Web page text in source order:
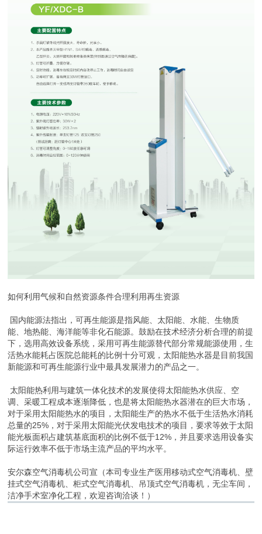
如何利用气候和自然资源条件合理利用再生资源
国内能源法指出，可再生能源是指风能、太阳能、水能、生物质
能、地热能、海洋能等非化石能源。鼓励在技术经济分析合理的前提
下，选用高效设备系统，采用可再生能源替代部分常规能源使用，生
活热水能耗占医院总能耗的比例十分可观，太阳能热水器是目前我国
新能源和可再生能源行业中最具发展潜力的产品之一。
太阳能热利用与建筑一体化技术的发展使得太阳能热水供应、空
调、采暖工程成本逐渐降低，也是将太阳能热水器潜在的巨大市场，
对于采用太阳能热水的项目，太阳能生产的热水不低于生活热水消耗
总量的25%，对于采用太阳能光伏发电技术的项目，要求等效于太阳
能光板面积占建筑基底面积的比例不低于12%，并且要求选用设备实
际运行效率不低于市场主流产品的平均水平。
安尔森空气消毒机公司宣（本司专业生产医用移动式空气消毒机、壁
挂式空气消毒机、柜式空气消毒机、吊顶式空气消毒机，无尘车间，
洁净手术室净化工程，欢迎咨询洽谈！）